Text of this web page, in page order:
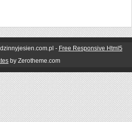
- Free Responsive Html5
by Zerotheme.com